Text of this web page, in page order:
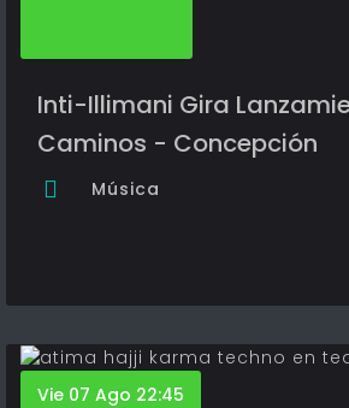
Inti-Illimani Gira
Caminos - Concepción
Música
Vie 07 Ago 22:45